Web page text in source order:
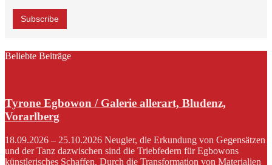
Beliebte Beiträge
Tyrone Egbowon / Galerie allerart, Bludenz,
Vorarlberg
18.09.2026 – 25.10.2026 Neugier, die Erkundung von Gegensätzen
und der Tanz dazwischen sind die Triebfedern für Egbowons
künstlerisches Schaffen. Durch die Transformation von Materialien